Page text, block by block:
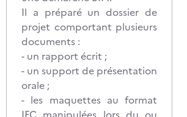
Il a préparé un dossier de
projet comportant plusieurs
documents :
- un rapport écrit ;
- un support de présentation
orale ;
- les maquettes au format